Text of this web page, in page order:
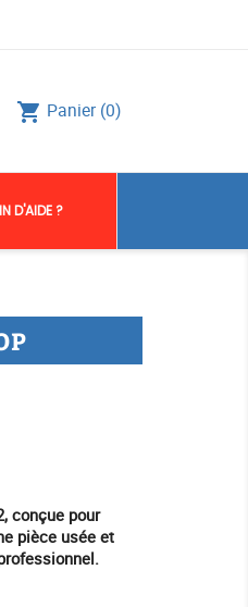
shopping_cart Panier (0)
D'AIDE ?
conçue pour
pièce usée et